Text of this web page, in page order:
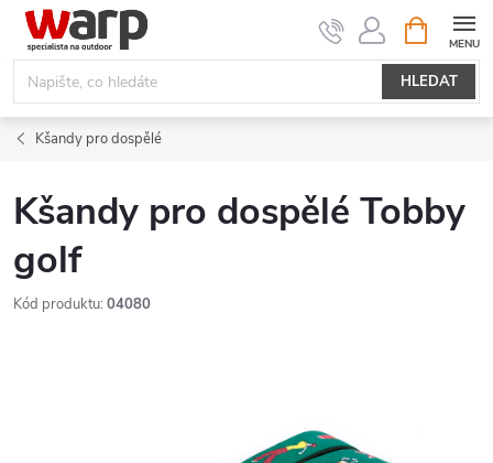
Přejít
obsah
HLEDAT
NÁKUPNÍ
KOŠÍK
Kšandy pro dospělé
Kšandy pro dospělé Tobby
golf
Kód produktu: 04080